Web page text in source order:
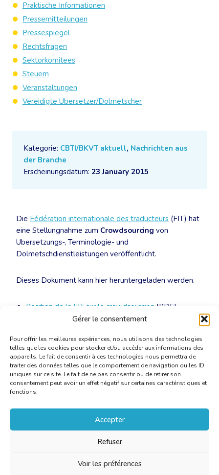
Gérer le consentement
Pour offrir les meilleures expériences, nous utilisons des technologies
telles que les cookies pour stocker et/ou accéder aux informations des
appareils. Le fait de consentir à ces technologies nous permettra de
traiter des données telles que le comportement de navigation ou les ID
uniques sur ce site. Le fait de ne pas consentir ou de retirer son
consentement peut avoir un effet négatif sur certaines caractéristiques et
fonctions.
Accepter
Refuser
Voir les préférences
Kategorie: CBTI/BKVT aktuell, Nachrichten aus
der Branche
Erscheinungsdatum: 23 January 2015
Die Fédération internationale des traducteurs (FIT) hat
eine Stellungnahme zum Crowdsourcing von
Übersetzungs-, Terminologie- und
Dolmetschdienstleistungen veröffentlicht.
Dieses Dokument kann hier heruntergeladen werden.
Position de la FIT sur le crowdsourcing [PDF]
FIT Position Statement on Crowdsourcing
Praktische Informationen
Pressemitteilungen
Pressespiegel
Rechtsfragen
Sektorkomitees
Steuern
Veranstaltungen
Vereidigte Übersetzer/Dolmetscher